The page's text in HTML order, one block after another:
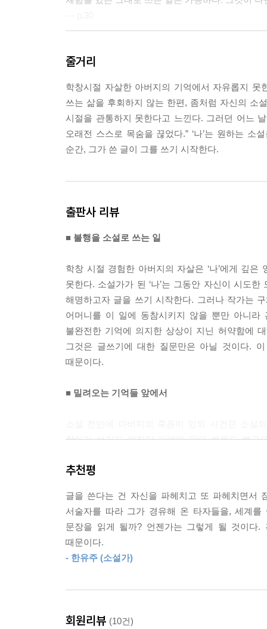
소설을 쓰는 일입니다. 그것이 악성종양처럼 점
--- p.35
나는 담요 위에 누워 있는 그를 바라봤다. 문에서
있었다. 벗어 놓은 옷가지가 선풍기 바람에 흔들
제야 그를 제대로 본 것 같았다. 담배 연기에 찌든
나는 철저히 내게서 기인한 것들로만 문장을 구
때도 있었다. 사명감, 책임감, 정치, 의욕이 담긴
누군가는 나의 농담에 그렇게 대답하기도 했다.
--- p.76
나는 이 이야기를 쓰면서 그 누구도 슬프게 묘사하
--- p.104
줄거리
학창시절 자살한 아버지의 기억에서 자유롭지 못
쓰는 삶을 후회하지 않는 한편, 좀처럼 자신의 소
시절을 관통하지 못한다고 느낀다. 그러던 어느
오래전 스스로 목숨을 끊었다.” ‘나’는 원하는
순간, 그가 쓴 글이 그를 쓰기 시작한다.
출판사 리뷰
■ 불행을 소설로 쓰는 일
학창 시절 경험한 아버지의 자살은 ‘나’에게 깊
못한다. 소설가가 된 ‘나’는 그동안 자신이 시도
해명하고자 글을 쓰기 시작한다. 그러나 작가는
어머니를 이 일에 동참시키지 않을 뿐만 아니라
불완전한 기억에 의지한 상상이 지닌 허약함에
그것은 글쓰기에 대한 질문만은 아닐 것이다.
때문이다.
■ 밀려오는 기억들 앞에서
찾아가 보기도 하지만 기억의 일이 복원도 복구
사실들이다. 화자는 무작위로 등장하며 소설의
억압해 왔던 ‘회피’에 대한 저항이라는 듯. 삶도
■ 내 기억의 박물관
『달력 뒤에 쓴 유서』는 가족 상실 모티프를
나아간다. 그것은 ‘나’와 함께 남겨진 자, 어머니
추천평
글을 쓴다는 건 자신을 파헤치고 또 파헤치면서
서술자를 따라 그가 경유해 온 타자들을, 세계
문장을 읽게 될까? 언젠가는 그렇게 될 것이다
때문이다.
- 한유주 (소설가)
회원리뷰 (10건)